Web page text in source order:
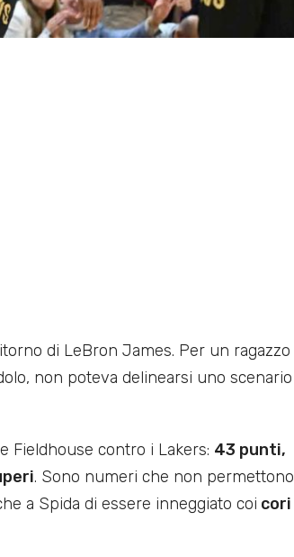
di LeBron James. Per un ragazzo
non poteva delinearsi uno scenario
Fieldhouse contro i Lakers: 43 punti,
. Sono numeri che non permettono
a Spida di essere inneggiato coi cori